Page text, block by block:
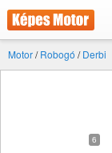
Motor/Robogó /Derbi